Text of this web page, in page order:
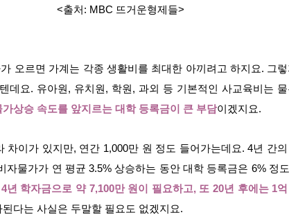
<출처: MBC 뜨거운형제들>
오르면 가계는 각종 생활비를 최대한 아끼려고 하지요. 그
데요. 유아원, 유치원, 학원, 과외 등 기본적인 사교육비는
가상승 속도를 앞지르는 대학 등록금이 큰 부담이겠지요.
차이가 있지만, 연간 1,000만 원 정도 들어가는데요. 4년 간
자물가가 연 평균 3.5% 상승하는 동안 대학 등록금은 6% 정
년 학자금으로 약 7,100만 원이 필요하고, 또 20년 후에는 1
다는 사실은 두말할 필요도 없겠지요.